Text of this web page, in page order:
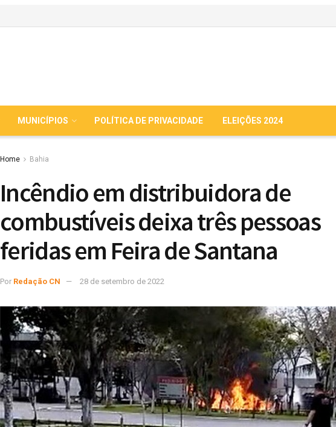
MUNICÍPIOS POLÍTICA DE PRIVACIDADE ELEIÇÕES 2024
Home Bahia
Incêndio em distribuidora de
combustíveis deixa três pessoas
feridas em Feira de Santana
Por Redação CN 28 de setembro de 2022